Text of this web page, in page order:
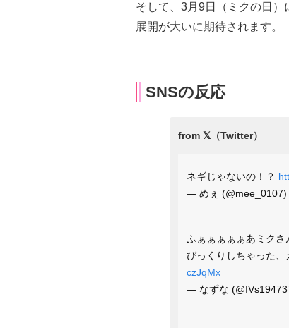
そして、3月9日（ミクの日）
展開が大いに期待されます。
SNSの反応
ネギじゃないの！？
— めぇ (@mee_0107)
ふぁぁぁぁぁあミク
びっくりしちゃった
czJqMx
— なずな